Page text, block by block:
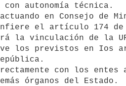
autonomía técnica.
en Consejo de
el artículo 174
la vinculación de la
los previstos en Ios
con los entes